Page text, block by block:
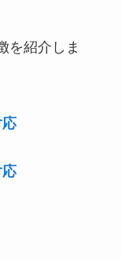
を紹介しま